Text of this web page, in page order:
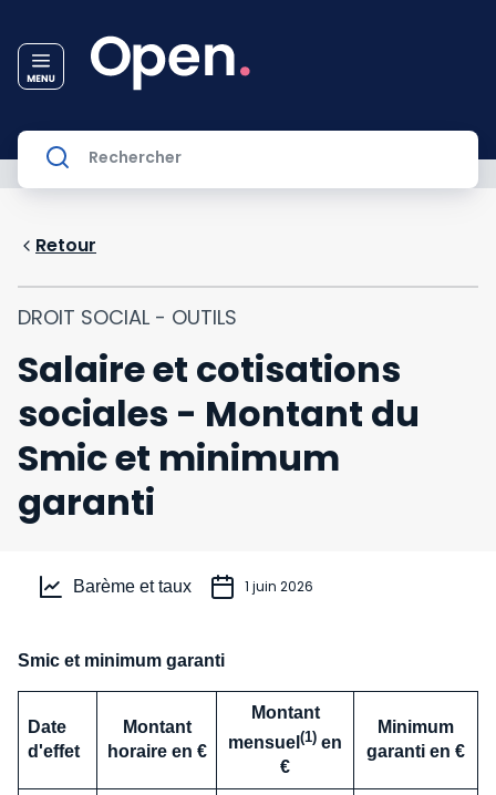
Retour
DROIT SOCIAL - OUTILS
Salaire et cotisations
sociales - Montant du
Smic et minimum
garanti
Barème et taux 1 juin 2026
Smic et minimum garanti
Date
d'effet
Montant
horaire en €
Montant
mensuel (1) en
€
Minimum
garanti en €